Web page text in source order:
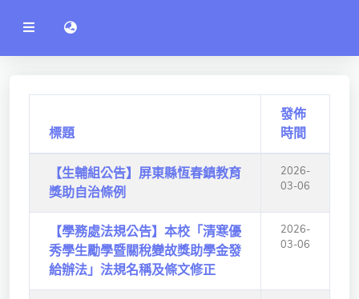
公
告
系
管理學院
人文社社會學院
電機通訊學院
醫護學院
語言切換 language switch
標題
發佈
時間
【生輔組公告】屏東縣恆春鎮教育
獎助自治條例
2026-
03-06
【學務處法規公告】本校「清寒優
秀學生勵學暨關稅變故獎助學金發
給辦法」法規名稱及條文修正
2026-
03-06